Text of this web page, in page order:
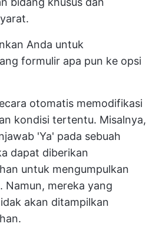
Anda untuk
formulir apa pun ke opsi
otomatis memodifikasi
kondisi tertentu. Misalnya,
'Ya' pada sebuah
dapat diberikan
untuk mengumpulkan
Namun, mereka yang
akan ditampilkan